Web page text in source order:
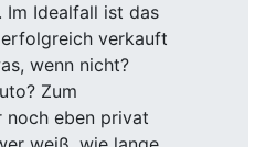
Idealfall ist das
verkauft
wenn nicht?
Zum
noch eben privat